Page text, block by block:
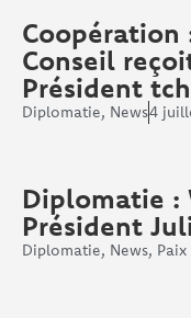
Coopération
Conseil
Président
Diplomatie, News4
Diplomatie :
Président
Diplomatie, News,